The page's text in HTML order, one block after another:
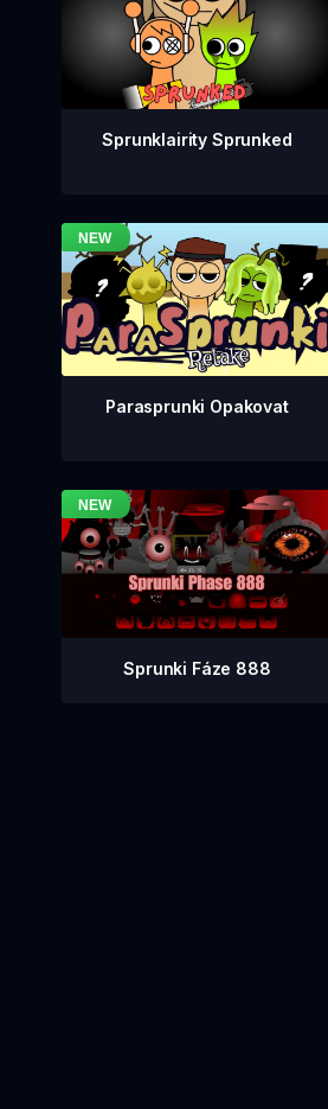
Sprunklairity Sprunked
Parasprunki Opakovat
Sprunki Fáze 888